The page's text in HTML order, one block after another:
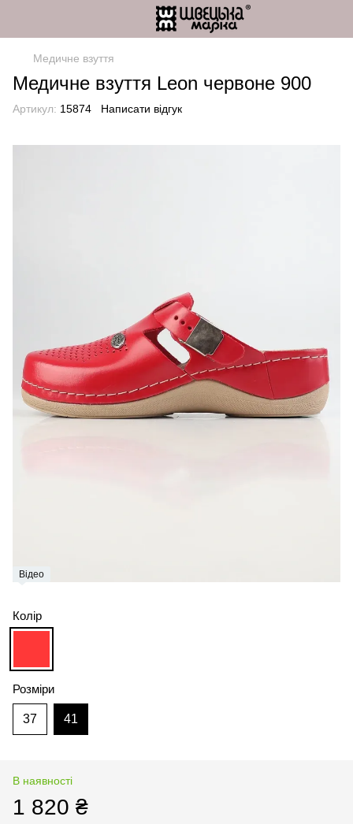
Медичне взуття
Медичне взуття Leon червоне 900
Артикул: 15874 Написати відгук
Відео
Колір
Розміри
37 41
В наявності
1 820 ₴